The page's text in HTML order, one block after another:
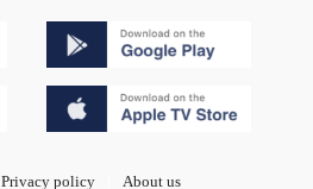
Privacy policy About us